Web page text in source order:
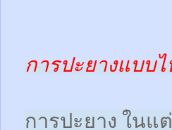
การปะยางแบบ
การปะยาง ในแ